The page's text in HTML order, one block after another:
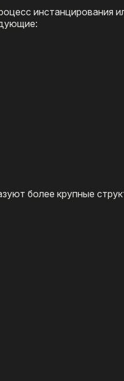
инстанцирования
более крупные